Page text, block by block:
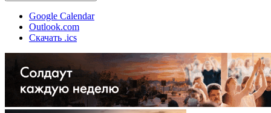
Google Calendar
Outlook.com
Скачать .ics